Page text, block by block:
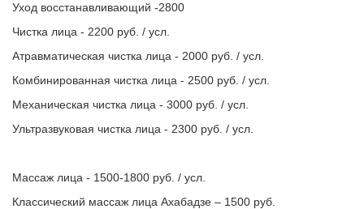
Уход восстанавливающий -2800
Чистка лица - 2200 руб. / усл.
Атравматическая чистка лица - 2000 руб. / усл.
Комбинированная чистка лица - 2500 руб. / усл.
Механическая чистка лица - 3000 руб. / усл.
Ультразвуковая чистка лица - 2300 руб. / усл.
Массаж лица - 1500-1800 руб. / усл.
Классический массаж лица Ахабадзе – 1500 руб.